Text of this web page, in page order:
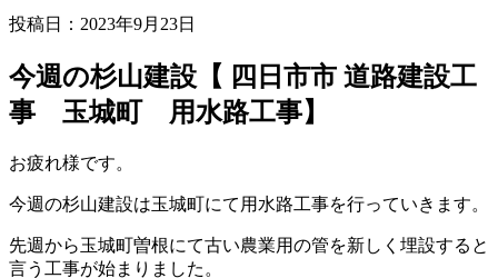
投稿日：2023年9月23日
今週の杉山建設【 四日市市 道路建設工
事 玉城町 用水路工事】
お疲れ様です。
今週の杉山建設は玉城町にて用水路工事を行っていきます。
先週から玉城町曽根にて古い農業用の管を新しく埋設すると
言う工事が始まりました。